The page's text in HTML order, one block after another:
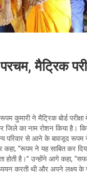
मैट्रिक
कुमारी ने मैट्रिक बोर्ड
का नाम रोशन किया है।
परिवार से आने के बावजूद
कहा, “रूपम ने यह साबित कर
है।” उन्होंने आगे कहा,
करती थी और अपने लक्ष्य